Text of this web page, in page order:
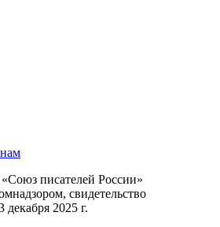
писателей России»
свидетельство
2025 г.